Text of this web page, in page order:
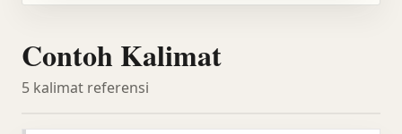
Contoh Kalimat
5 kalimat referensi